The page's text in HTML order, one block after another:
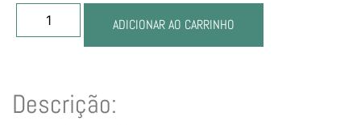
ADICIONAR AO CARRINHO
Descrição: